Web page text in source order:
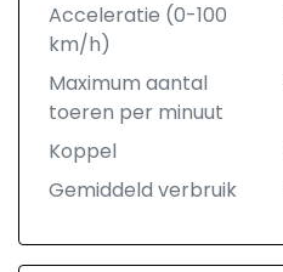
Acceleratie (0-100
km/h)
Maximum aantal
toeren per minuut
Koppel
Gemiddeld verbruik